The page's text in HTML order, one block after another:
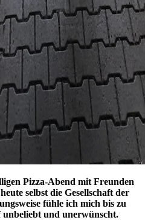
Pizza-Abend mit Freunden
selbst die Gesellschaft der
fühle ich mich bis zu
unbeliebt und unerwünscht.